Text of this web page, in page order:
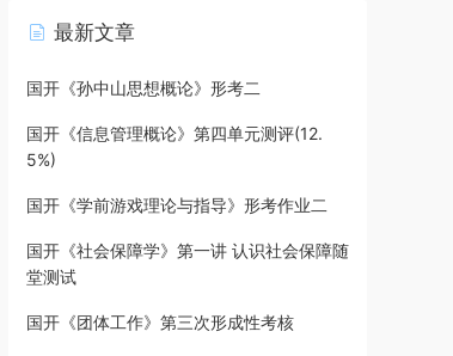
最新文章
国开《孙中山思想概论》形考二
国开《信息管理概论》第四单元测评(12.
5%)
国开《学前游戏理论与指导》形考作业二
国开《社会保障学》第一讲 认识社会保障随
堂测试
国开《团体工作》第三次形成性考核